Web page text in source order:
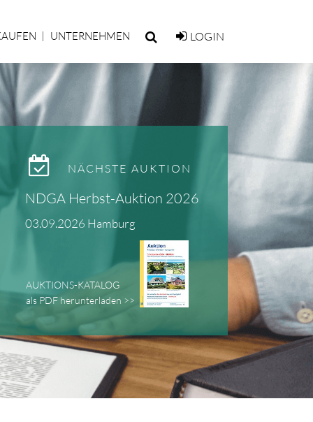
UNTERNEHMEN LOGIN
NÄCHSTE AUKTION
NDGA Herbst-Auktion 2026
03.09.2026 Hamburg
AUKTIONS-KATALOG
als PDF herunterladen >>